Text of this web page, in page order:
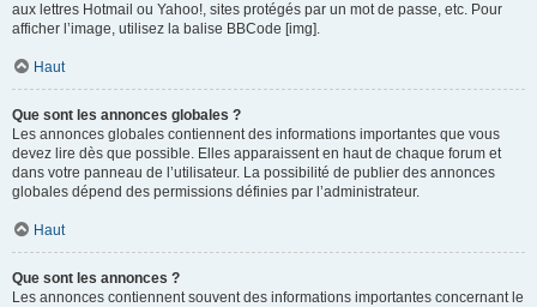
aux lettres Hotmail ou Yahoo!, sites protégés par un mot de passe, etc. Pour
afficher l’image, utilisez la balise BBCode [img].
Haut
Que sont les annonces globales ?
Les annonces globales contiennent des informations importantes que vous
devez lire dès que possible. Elles apparaissent en haut de chaque forum et
dans votre panneau de l’utilisateur. La possibilité de publier des annonces
globales dépend des permissions définies par l’administrateur.
Haut
Que sont les annonces ?
Les annonces contiennent souvent des informations importantes concernant le